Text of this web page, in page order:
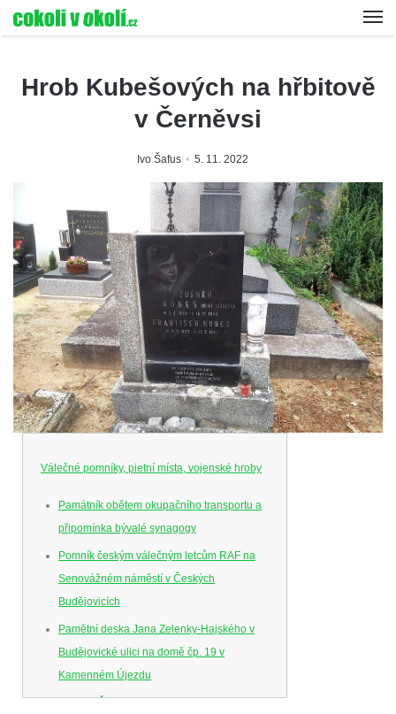
Hrob Kubešových na hřbitově
v Černěvsi
Ivo Šafus 5. 11. 2022
Válečné pomníky, pietní místa, vojenské hroby
Památník obětem okupačního transportu a
připomínka bývalé synagogy
Pomník českým válečným letcům RAF na
Senovážném náměstí v Českých
Budějovicích
Pamětní deska Jana Zelenky-Hajského v
Budějovické ulici na domě čp. 19 v
Kamenném Újezdu